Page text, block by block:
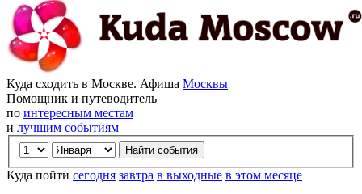
Куда сходить в Москве. Афиша Москвы
Помощник и путеводитель
по интересным местам
и лучшим событиям
Куда пойти сегодня завтра в выходные в этом месяце